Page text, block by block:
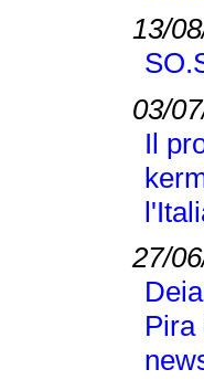
13/
03/
Il
27/
Pira